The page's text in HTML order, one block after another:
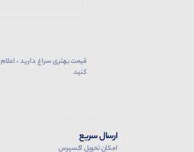
قیمت بهتری سراغ دارید ، اعلام
کنید
ارسال سریع
امکان تحویل اکسپرس